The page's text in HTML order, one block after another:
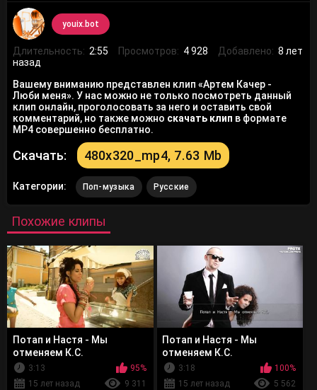
youix.bot
Длительность: 2:55 Просмотров: 4 928 Добавлено: 8 лет
назад
Вашему вниманию представлен клип «Артем Качер -
Люби меня». У нас можно не только посмотреть данный
клип онлайн, проголосовать за него и оставить свой
комментарий, но также можно скачать клип в формате
MP4 совершенно бесплатно.
Скачать: 480x320_mp4, 7.63 Mb
Категории: Поп-музыка Русские
Похожие клипы
Потап и Настя - Мы
отменяем К.С.
3:13
95%
15 лет назад
9 311
Потап и Настя - Мы
отменяем К.С.
(аудиоверсия)
3:18
100%
15 лет назад
5 562